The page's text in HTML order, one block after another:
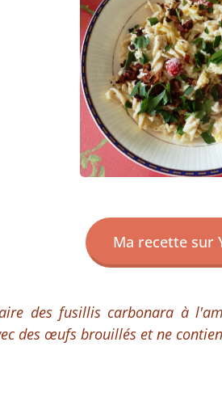
Ma recette sur
des fusillis carbonara à
des œufs brouillés et ne